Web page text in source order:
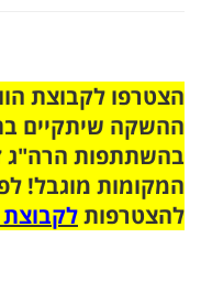
ההשקה שיתקיים
בהשתתפות הרה"ג
המקומות מוגבל!
להצטרפותלקבוצת